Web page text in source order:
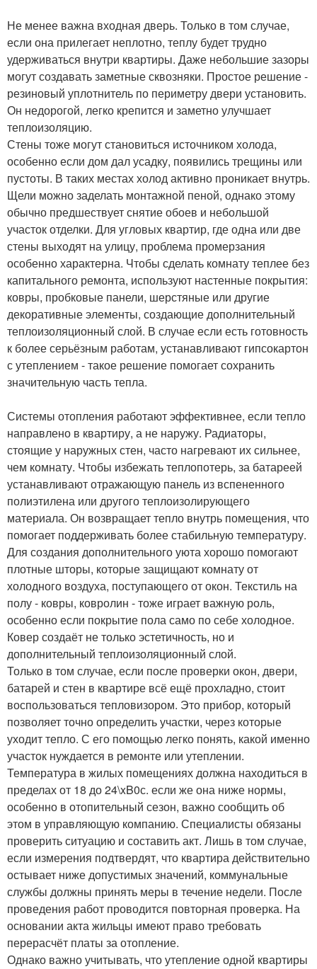
Не менее важна входная дверь. Только в том случае,
если она прилегает неплотно, теплу будет трудно
удерживаться внутри квартиры. Даже небольшие зазоры
могут создавать заметные сквозняки. Простое решение -
резиновый уплотнитель по периметру двери установить.
Он недорогой, легко крепится и заметно улучшает
теплоизоляцию.
Стены тоже могут становиться источником холода,
особенно если дом дал усадку, появились трещины или
пустоты. В таких местах холод активно проникает внутрь.
Щели можно заделать монтажной пеной, однако этому
обычно предшествует снятие обоев и небольшой
участок отделки. Для угловых квартир, где одна или две
стены выходят на улицу, проблема промерзания
особенно характерна. Чтобы сделать комнату теплее без
капитального ремонта, используют настенные покрытия:
ковры, пробковые панели, шерстяные или другие
декоративные элементы, создающие дополнительный
теплоизоляционный слой. В случае если есть готовность
к более серьёзным работам, устанавливают гипсокартон
с утеплением - такое решение помогает сохранить
значительную часть тепла.
Системы отопления работают эффективнее, если тепло
направлено в квартиру, а не наружу. Радиаторы,
стоящие у наружных стен, часто нагревают их сильнее,
чем комнату. Чтобы избежать теплопотерь, за батареей
устанавливают отражающую панель из вспененного
полиэтилена или другого теплоизолирующего
материала. Он возвращает тепло внутрь помещения, что
помогает поддерживать более стабильную температуру.
Для создания дополнительного уюта хорошо помогают
плотные шторы, которые защищают комнату от
холодного воздуха, поступающего от окон. Текстиль на
полу - ковры, ковролин - тоже играет важную роль,
особенно если покрытие пола само по себе холодное.
Ковер создаёт не только эстетичность, но и
дополнительный теплоизоляционный слой.
Только в том случае, если после проверки окон, двери,
батарей и стен в квартире всё ещё прохладно, стоит
воспользоваться тепловизором. Это прибор, который
позволяет точно определить участки, через которые
уходит тепло. С его помощью легко понять, какой именно
участок нуждается в ремонте или утеплении.
Температура в жилых помещениях должна находиться в
пределах от 18 до 24\xB0с. если же она ниже нормы,
особенно в отопительный сезон, важно сообщить об
этом в управляющую компанию. Специалисты обязаны
проверить ситуацию и составить акт. Лишь в том случае,
если измерения подтвердят, что квартира действительно
остывает ниже допустимых значений, коммунальные
службы должны принять меры в течение недели. После
проведения работ проводится повторная проверка. На
основании акта жильцы имеют право требовать
перерасчёт платы за отопление.
Однако важно учитывать, что утепление одной квартиры